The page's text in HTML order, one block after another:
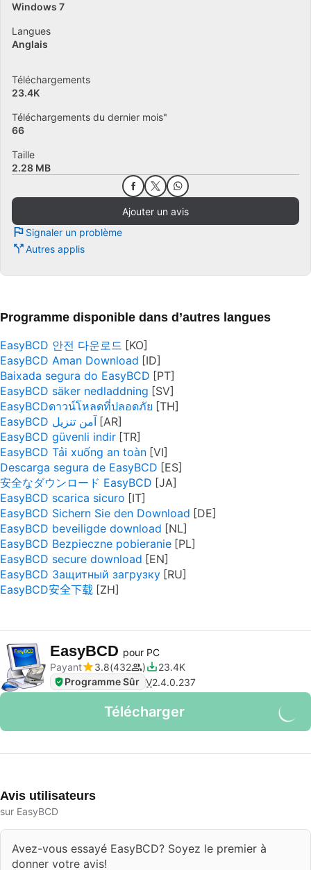
Windows 7
Langues
Anglais
Téléchargements
23.4K
Téléchargements du dernier mois"
66
Taille
2.28 MB
Ajouter un avis
Signaler un problème
Autres applis
Programme disponible dans d’autres langues
EasyBCD 안전 다운로드
EasyBCD Aman Download
Baixada segura do EasyBCD
EasyBCD säker nedladdning
EasyBCDดาวน์โหลดที่ปลอดภัย
EasyBCD آمن تنزيل
EasyBCD güvenli indir
EasyBCD Tải xuống an toàn
Descarga segura de EasyBCD
安全なダウンロード EasyBCD
EasyBCD scarica sicuro
EasyBCD Sichern Sie den Download
EasyBCD beveiligde download
EasyBCD Bezpieczne pobieranie
EasyBCD secure download
EasyBCD Защитный загрузку
EasyBCD安全下载
EasyBCD pour PC
Payant
3.8 432
23.4K
Programme Sûr V2.4.0.237
Télécharger
Avis utilisateurs
sur EasyBCD
Avez-vous essayé EasyBCD? Soyez le premier à
donner votre avis!